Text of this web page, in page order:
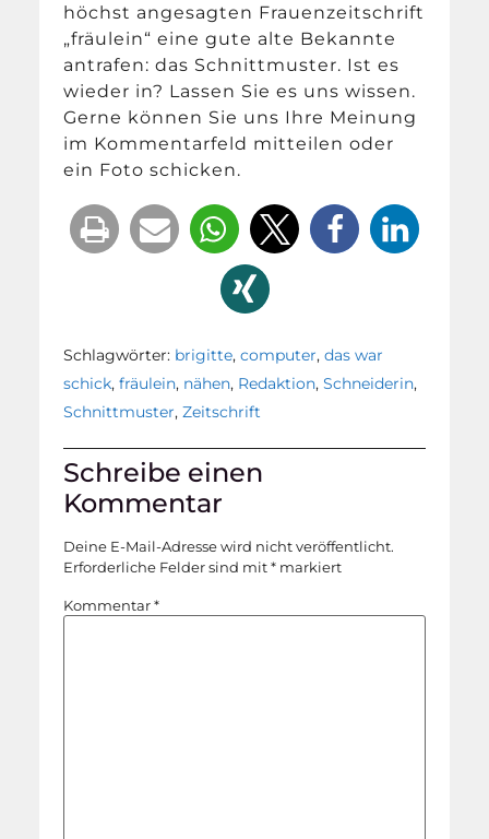
höchst angesagten Frauenzeitschrift
„fräulein“ eine gute alte Bekannte
antrafen: das Schnittmuster. Ist es
wieder in? Lassen Sie es uns wissen.
Gerne können Sie uns Ihre Meinung
im Kommentarfeld mitteilen oder
ein Foto schicken.
Schlagwörter: brigitte,computer,das war
schick,fräulein, nähen, Redaktion,Schneiderin,
Schnittmuster,Zeitschrift
Schreibe einen
Kommentar
Deine E-Mail-Adresse wird nicht veröffentlicht.
Erforderliche Felder sind mit* markiert
Kommentar*